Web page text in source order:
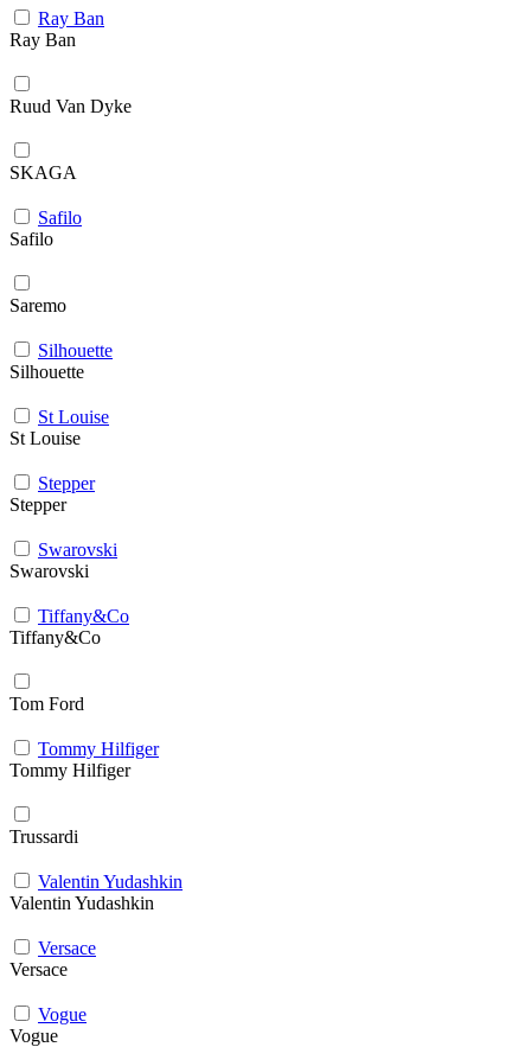
Ray Ban
Ray Ban
Ruud Van Dyke
SKAGA
Safilo
Safilo
Saremo
Silhouette
Silhouette
St Louise
St Louise
Stepper
Stepper
Swarovski
Swarovski
Tiffany&Co
Tiffany&Co
Tom Ford
Tommy Hilfiger
Tommy Hilfiger
Trussardi
Valentin Yudashkin
Valentin Yudashkin
Versace
Versace
Vogue
Vogue